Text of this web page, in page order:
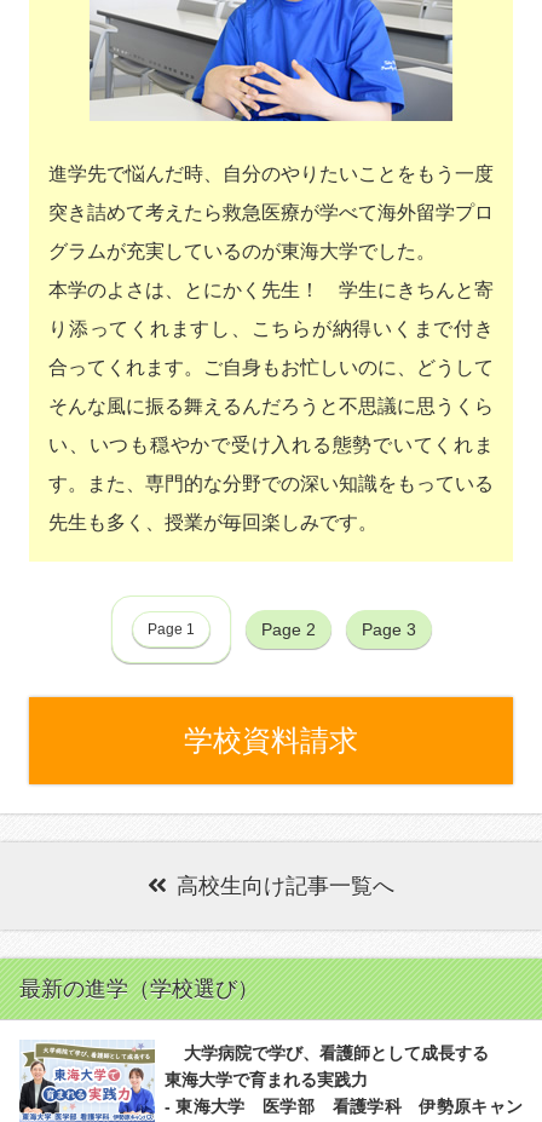
進学先で悩んだ時、自分のやりたいことをもう一度
突き詰めて考えたら救急医療が学べて海外留学プロ
グラムが充実しているのが東海大学でした。
本学のよさは、とにかく先生！ 学生にきちんと寄
り添ってくれますし、こちらが納得いくまで付き
合ってくれます。ご自身もお忙しいのに、どうして
そんな風に振る舞えるんだろうと不思議に思うくら
い、いつも穏やかで受け入れる態勢でいてくれま
す。また、専門的な分野での深い知識をもっている
先生も多く、授業が毎回楽しみです。
Page 1 Page 2 Page 3
学校資料請求
高校生向け記事一覧へ
最新の進学（学校選び）
大学病院で学び、看護師として成長する
東海大学で育まれる実践力
- 東海大学 医学部 看護学科 伊勢原キャン